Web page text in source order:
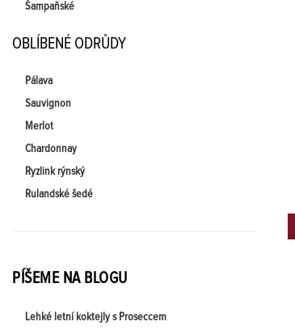
Šampaňské
OBLÍBENÉ ODRŮDY
Pálava
Sauvignon
Merlot
Chardonnay
Ryzlink rýnský
Rulandské šedé
PÍŠEME NA BLOGU
Lehké letní koktejly s Proseccem